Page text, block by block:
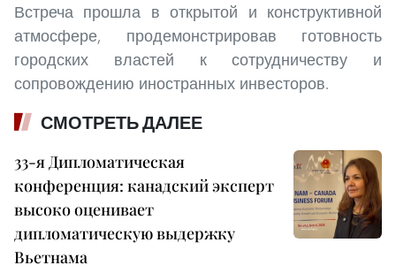
Встреча прошла в открытой и конструктивной
атмосфере, продемонстрировав готовность
городских властей к сотрудничеству и
сопровождению иностранных инвесторов.
СМОТРЕТЬ ДАЛЕЕ
33-я Дипломатическая
конференция: канадский эксперт
высоко оценивает
дипломатическую выдержку
Вьетнама